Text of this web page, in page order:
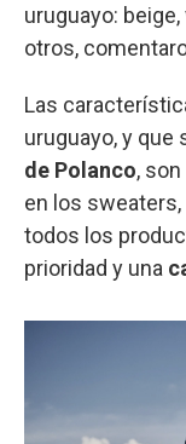
uruguayo:
otros,
Las
uruguayo, y que
de Polanco,
en los
todos los
prioridad y una